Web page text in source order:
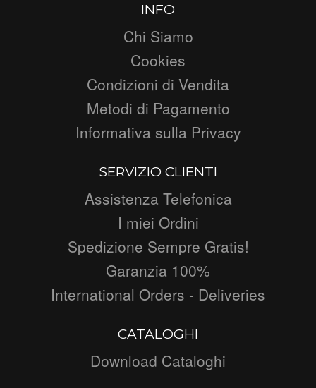
INFO
Chi Siamo
Cookies
Condizioni di Vendita
Metodi di Pagamento
Informativa sulla Privacy
SERVIZIO CLIENTI
Assistenza Telefonica
I miei Ordini
Spedizione Sempre Gratis!
Garanzia 100%
International Orders - Deliveries
CATALOGHI
Download Cataloghi